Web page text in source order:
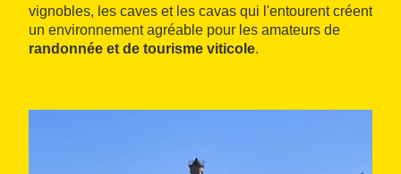
vignobles, les caves et les cavas qui l'entourent créent
un environnement agréable pour les amateurs de
randonnée et de tourisme viticole.